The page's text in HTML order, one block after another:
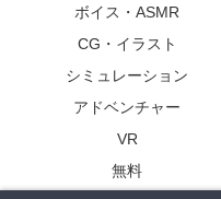
ボイス・ASMR
CG・イラスト
シミュレーション
アドベンチャー
VR
無料